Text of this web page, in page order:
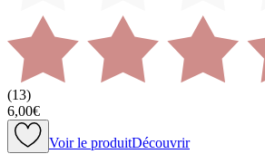
(13)
6,00€
Voir le produitDécouvrir